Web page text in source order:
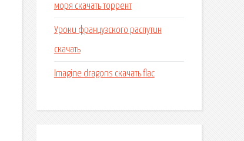
моря скачать торрент
Уроки французского распутин
скачать
Imagine dragons скачать flac